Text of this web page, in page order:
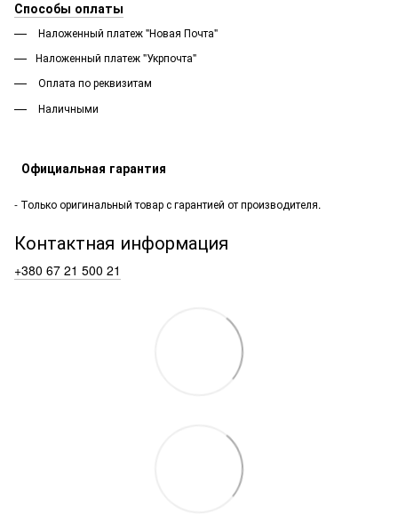
Способы оплаты
Наложенный платеж "Новая Почта"
Наложенный платеж "Укрпочта"
Оплата по реквизитам
Наличными
Официальная гарантия
- Только оригинальный товар с гарантией от производителя.
Контактная информация
+380 67 21 500 21